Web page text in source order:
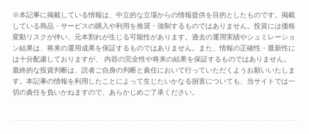
※本記事に掲載している情報は、中立的な立場からの情報提供を目的としたものです。掲載
している商品・サービスの購入や利用を推奨・強制するものではありません。投資には価格
変動リスクが伴い、元本割れが生じる可能性があります。過去の運用実績やシュミレーショ
ン結果は、将来の運用成果を保証するものではありません。また、情報の正確性・最新性に
は十分配慮しておりますが、 内容の完全性や将来の結果を保証するものではありません。
最終的な投資判断は、読者ご自身の判断と責任において行っていただくようお願いいたしま
す。本記事の情報を利用したことによって生じたいかなる損害についても、当サイトでは一
切の責任を負いかねますので、あらかじめご了承ください。